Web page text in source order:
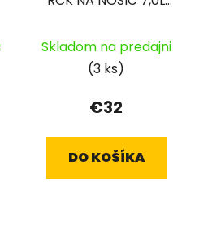
Skladom na predajni
(3 ks)
€32
DO KOŠÍKA